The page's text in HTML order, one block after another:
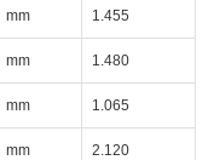
mm 1.455
mm 1.480
mm 1.065
mm 2.120